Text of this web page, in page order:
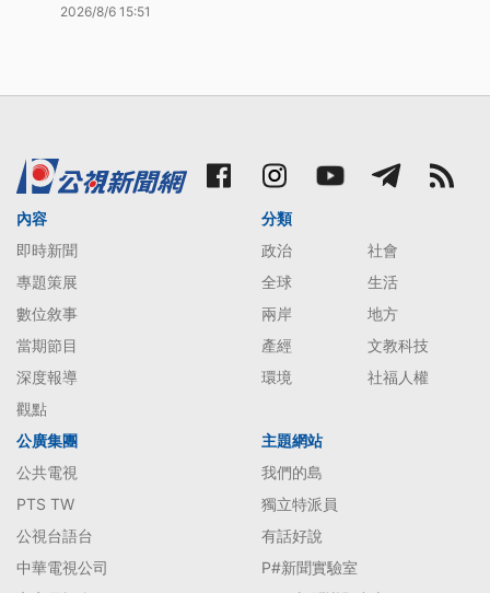
2026/8/6 15:51
內容
即時新聞
專題策展
數位敘事
當期節目
深度報導
觀點
分類
政治
社會
全球
生活
兩岸
地方
產經
文教科技
環境
社福人權
公廣集團
公共電視
PTS TW
公視台語台
中華電視公司
主題網站
我們的島
獨立特派員
有話好說
P#新聞實驗室